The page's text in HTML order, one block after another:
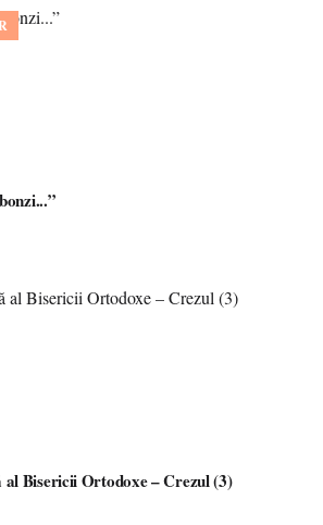
al Bisericii Ortodoxe – Crezul (3)